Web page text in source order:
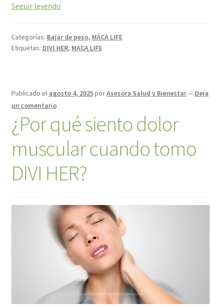
Seguir leyendo
Categorías: Bajar de peso, MACA LIFE
Etiquetas: DIVI HER, MACA LIFE
Publicado el agosto 4, 2025porAsesora Salud y Bienestar— Deja
un comentario
¿Por qué siento dolor
muscular cuando tomo
DIVI HER?